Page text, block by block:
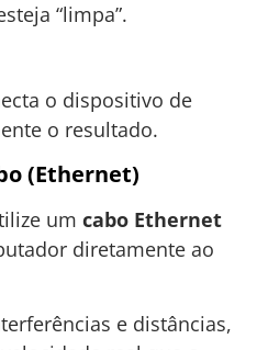
“limpa”.
o dispositivo de
o resultado.
(Ethernet)
um cabo Ethernet
diretamente ao
e distâncias,